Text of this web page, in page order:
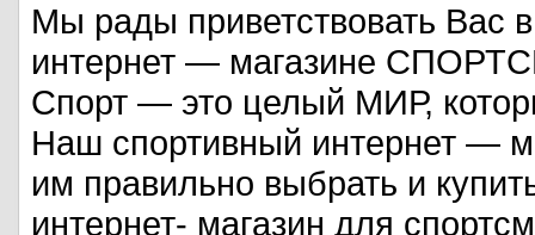
Мы рады приветствовать Вас
интернет — магазине
Спорт — это целый МИР,
Наш спортивный интернет —
им правильно выбрать и
интернет- магазин для